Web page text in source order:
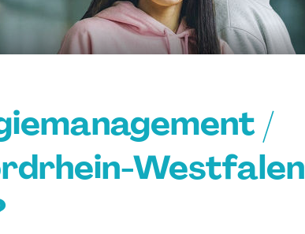
/
Westfalen